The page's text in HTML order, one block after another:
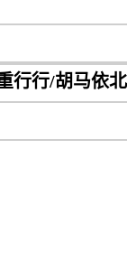
行行/胡马依